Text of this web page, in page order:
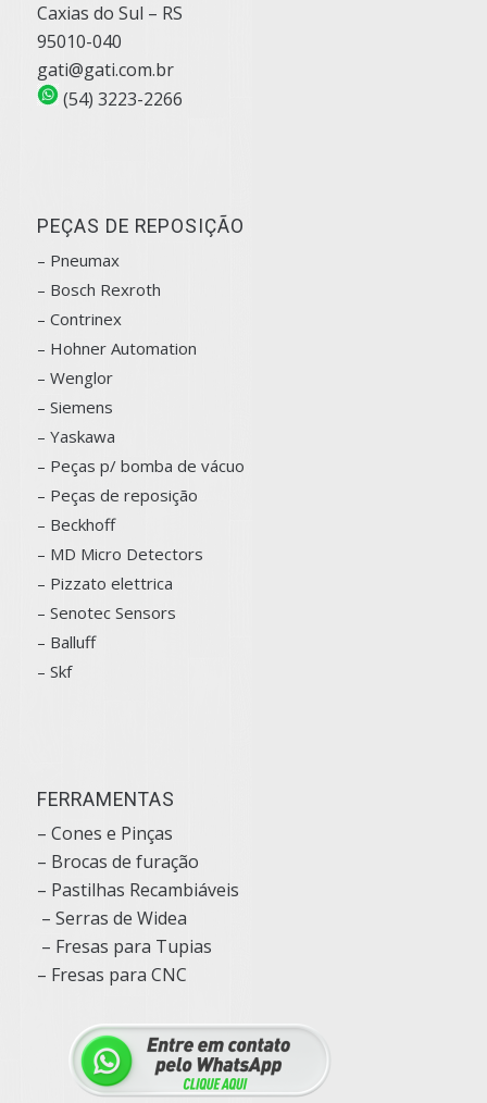
Caxias do Sul – RS
95010-040
gati@gati.com.br
(54) 3223-2266
PEÇAS DE REPOSIÇÃO
– Pneumax
– Bosch Rexroth
– Contrinex
– Hohner Automation
– Wenglor
– Siemens
– Yaskawa
– Peças p/ bomba de vácuo
– Peças de reposição
– Beckhoff
– MD Micro Detectors
– Pizzato elettrica
– Senotec Sensors
– Balluff
– Skf
FERRAMENTAS
– Cones e Pinças
– Brocas de furação
– Pastilhas Recambiáveis
– Serras de Widea
– Fresas para Tupias
– Fresas para CNC